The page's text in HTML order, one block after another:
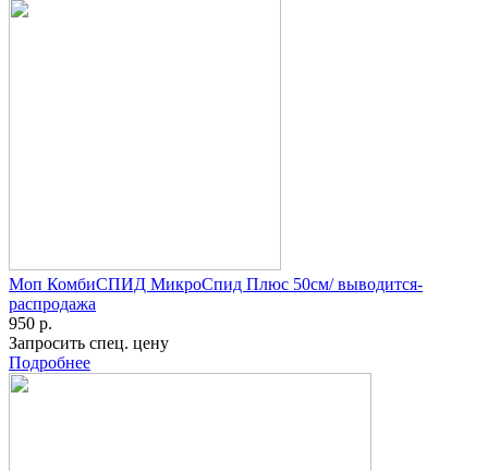
Моп КомбиСПИД МикроСпид Плюс 50см/ выводится-
распродажа
950 р.
Запросить спец. цену
Подробнее